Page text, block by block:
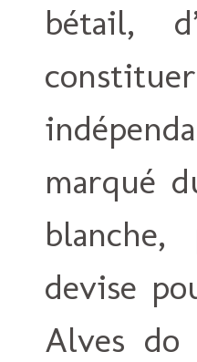
bétail,
marqué
devise
Alves